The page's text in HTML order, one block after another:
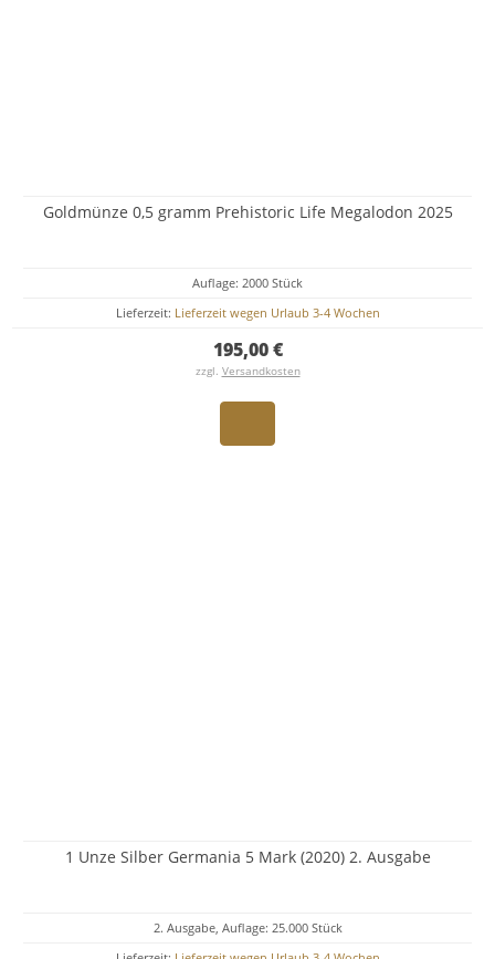
Goldmünze 0,5 gramm Prehistoric Life Megalodon 2025
Auflage: 2000 Stück
Lieferzeit: Lieferzeit wegen Urlaub 3-4 Wochen
195,00 €
zzgl. Versandkosten
1 Unze Silber Germania 5 Mark (2020) 2. Ausgabe
2. Ausgabe, Auflage: 25.000 Stück